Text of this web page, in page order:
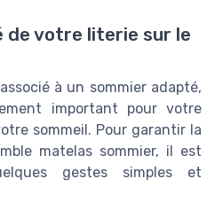
de votre literie sur le
à un sommier adapté,
important pour votre
sommeil. Pour garantir la
matelas sommier, il est
gestes simples et